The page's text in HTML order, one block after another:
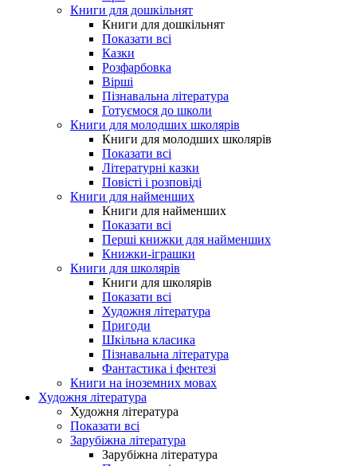
Книги для дошкільнят
Книги для дошкільнят
Показати всі
Казки
Розфарбовка
Вірші
Пізнавальна література
Готуємося до школи
Книги для молодших школярів
Книги для молодших школярів
Показати всі
Літературні казки
Повісті і розповіді
Книги для найменших
Книги для найменших
Показати всі
Перші книжки для найменших
Книжки-іграшки
Книги для школярів
Книги для школярів
Показати всі
Художня література
Пригоди
Шкільна класика
Пізнавальна література
Фантастика і фентезі
Книги на іноземних мовах
Художня література
Художня література
Показати всі
Зарубіжна література
Зарубіжна література